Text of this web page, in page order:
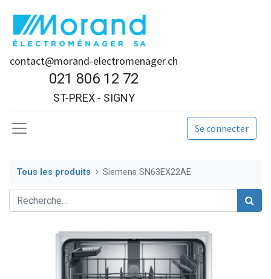
contact@morand-electromenager.ch
021 806 12 72
ST-PREX - SIGNY
Se connecter
Tous les produits Siemens SN63EX22AE